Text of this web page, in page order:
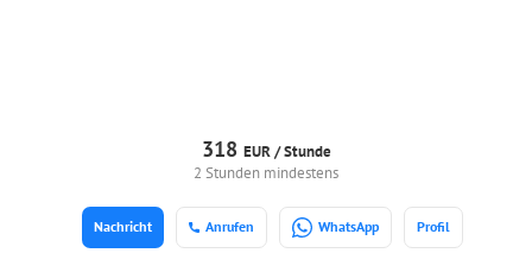
318 EUR /Stunde
2 Stunden mindestens
Anrufen WhatsApp Profil
Nachricht